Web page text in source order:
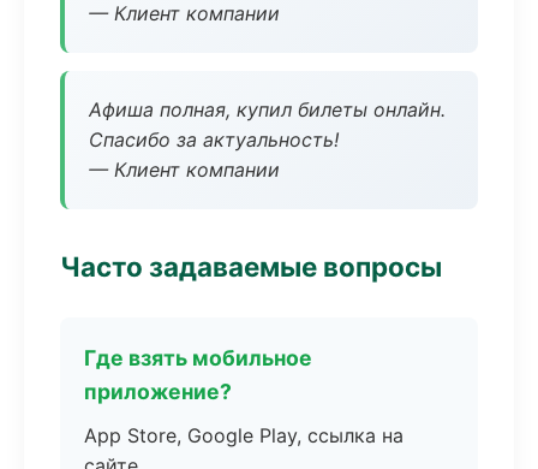
— Клиент компании
Афиша полная, купил билеты онлайн.
Спасибо за актуальность!
— Клиент компании
Часто задаваемые вопросы
Где взять мобильное
приложение?
App Store, Google Play, ссылка на